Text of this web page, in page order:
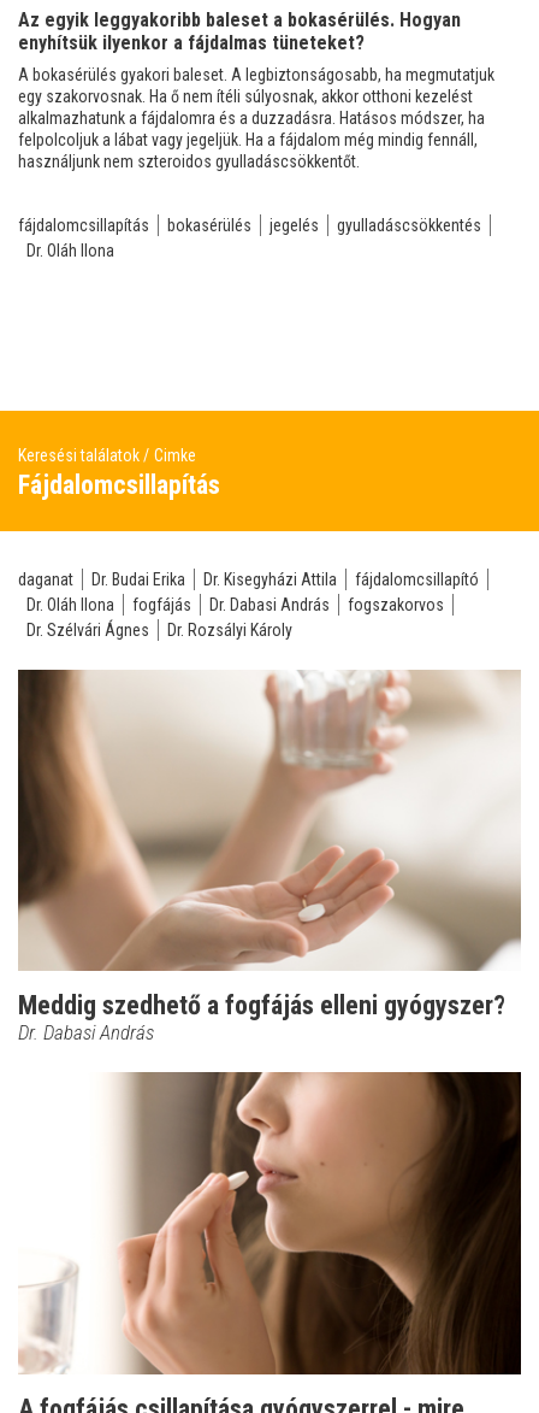
Az egyik leggyakoribb baleset a bokasérülés. Hogyan
enyhítsük ilyenkor a fájdalmas tüneteket?
A bokasérülés gyakori baleset. A legbiztonságosabb, ha megmutatjuk
egy szakorvosnak. Ha ő nem ítéli súlyosnak, akkor otthoni kezelést
alkalmazhatunk a fájdalomra és a duzzadásra. Hatásos módszer, ha
felpolcoljuk a lábat vagy jegeljük. Ha a fájdalom még mindig fennáll,
használjunk nem szteroidos gyulladáscsökkentőt.
fájdalomcsillapítás bokasérülés jegelés
gyulladáscsökkentés
Dr. Oláh Ilona
Keresési találatok Cimke
Fájdalomcsillapítás
daganat Dr. Budai Erika Dr. Kisegyházi Attila
fájdalomcsillapító
Dr. Oláh Ilona
fogfájás Dr. Dabasi András
fogszakorvos
Dr. Szélvári Ágnes
Dr. Rozsályi Károly
Meddig szedhető a fogfájás elleni gyógyszer?
Dr. Dabasi András